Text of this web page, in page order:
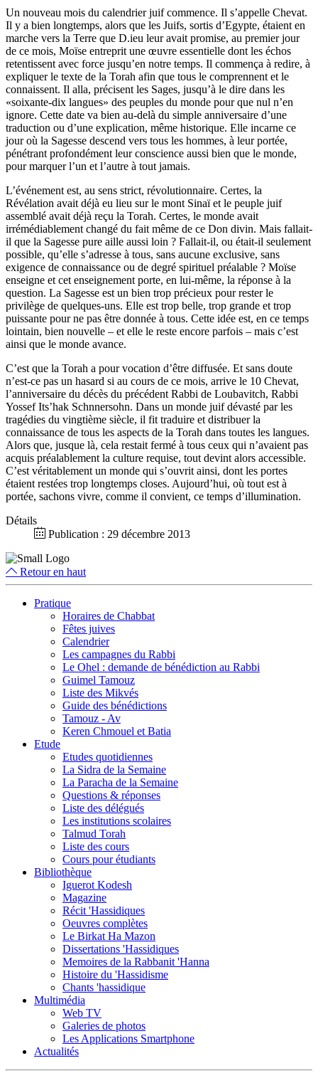
Un nouveau mois du calendrier juif commence. Il s’appelle Chevat.
Il y a bien longtemps, alors que les Juifs, sortis d’Egypte, étaient en
marche vers la Terre que D.ieu leur avait promise, au premier jour
de ce mois, Moïse entreprit une œuvre essentielle dont les échos
retentissent avec force jusqu’en notre temps. Il commença à redire, à
expliquer le texte de la Torah afin que tous le comprennent et le
connaissent. Il alla, précisent les Sages, jusqu’à le dire dans les
«soixante-dix langues» des peuples du monde pour que nul n’en
ignore. Cette date va bien au-delà du simple anniversaire d’une
traduction ou d’une explication, même historique. Elle incarne ce
jour où la Sagesse descend vers tous les hommes, à leur portée,
pénétrant profondément leur conscience aussi bien que le monde,
pour marquer l’un et l’autre à tout jamais.
L’événement est, au sens strict, révolutionnaire. Certes, la
Révélation avait déjà eu lieu sur le mont Sinaï et le peuple juif
assemblé avait déjà reçu la Torah. Certes, le monde avait
irrémédiablement changé du fait même de ce Don divin. Mais fallait-
il que la Sagesse pure aille aussi loin ? Fallait-il, ou était-il seulement
possible, qu’elle s’adresse à tous, sans aucune exclusive, sans
exigence de connaissance ou de degré spirituel préalable ? Moïse
enseigne et cet enseignement porte, en lui-même, la réponse à la
question. La Sagesse est un bien trop précieux pour rester le
privilège de quelques-uns. Elle est trop belle, trop grande et trop
puissante pour ne pas être donnée à tous. Cette idée est, en ce temps
lointain, bien nouvelle – et elle le reste encore parfois – mais c’est
ainsi que le monde avance.
C’est que la Torah a pour vocation d’être diffusée. Et sans doute
n’est-ce pas un hasard si au cours de ce mois, arrive le 10 Chevat,
l’anniversaire du décès du précédent Rabbi de Loubavitch, Rabbi
Yossef Its’hak Schnnersohn. Dans un monde juif dévasté par les
tragédies du vingtième siècle, il fit traduire et distribuer la
connaissance de tous les aspects de la Torah dans toutes les langues.
Alors que, jusque là, cela restait fermé à tous ceux qui n’avaient pas
acquis préalablement la culture requise, tout devint alors accessible.
C’est véritablement un monde qui s’ouvrit ainsi, dont les portes
étaient restées trop longtemps closes. Aujourd’hui, où tout est à
portée, sachons vivre, comme il convient, ce temps d’illumination.
Détails
Publication : 29 décembre 2013
Retour en haut
Pratique
Horaires de Chabbat
Fêtes juives
Calendrier
Les campagnes du Rabbi
Le Ohel : demande de bénédiction au Rabbi
Guimel Tamouz
Liste des Mikvés
Guide des bénédictions
Tamouz - Av
Keren Chmouel et Batia
Etude
Etudes quotidiennes
La Sidra de la Semaine
La Paracha de la Semaine
Questions & réponses
Liste des délégués
Les institutions scolaires
Talmud Torah
Liste des cours
Cours pour étudiants
Bibliothèque
Iguerot Kodesh
Magazine
Récit 'Hassidiques
Oeuvres complètes
Le Birkat Ha Mazon
Dissertations 'Hassidiques
Memoires de la Rabbanit 'Hanna
Histoire du 'Hassidisme
Chants 'hassidique
Multimédia
Web TV
Galeries de photos
Les Applications Smartphone
Actualités